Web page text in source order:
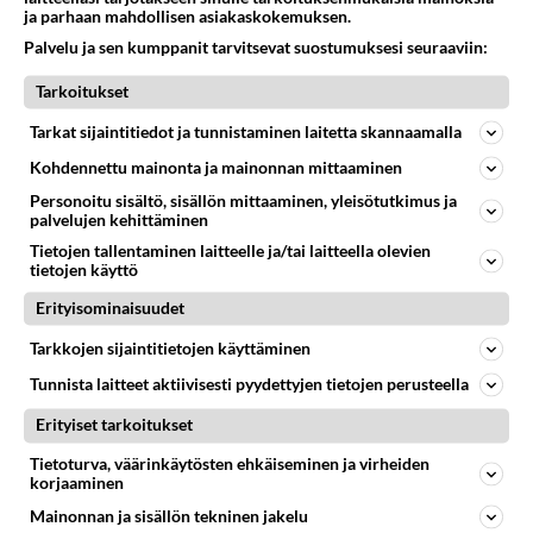
07.08.2026 15:03 Ikävä
En välitä sinusta yhtään
Olet pelkkä itsestään liikoja luuleva ämmä. Kierrän sinut kaukaa nyt ja aina. Olit mulle pelkkä lelu vaan.
07.08.2026 17:14
35
567
07.08.2026 07:20
Kotimaiset julkkisjuorut
556
Ei se nainen edes oo
mitenkään nätti 🤣🤣🤣🤣🤣
08.08.2026 19:19
51
513
Hyvä ihminen
08.08.2026 05:09
Ikävä
78
476
Nainen. Onko meissä
Sinusta jotain samaa? Näköä tai luonteenpiirteitä? Utelias
07.08.2026 21:51
33
435
ja parhaan mahdollisen asiakaskokemuksen.
Palvelu ja sen kumppanit tarvitsevat suostumuksesi seuraaviin:
Tarkoitukset
Tarkat sijaintitiedot ja tunnistaminen laitetta skannaamalla
Kohdennettu mainonta ja mainonnan mittaaminen
Personoitu sisältö, sisällön mittaaminen, yleisötutkimus ja
palvelujen kehittäminen
Tietojen tallentaminen laitteelle ja/tai laitteella olevien
tietojen käyttö
Erityisominaisuudet
Tarkkojen sijaintitietojen käyttäminen
Tunnista laitteet aktiivisesti pyydettyjen tietojen perusteella
Erityiset tarkoitukset
Tietoturva, väärinkäytösten ehkäiseminen ja virheiden
korjaaminen
Mainonnan ja sisällön tekninen jakelu